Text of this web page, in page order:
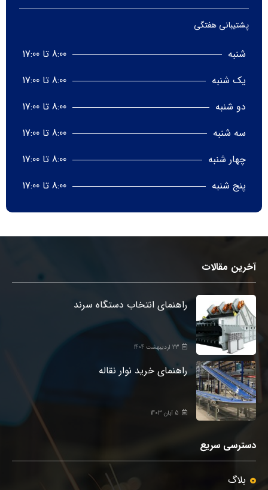
پشتیبانی هفتگی
شنبه
8:00 تا 17:00
یک شنبه
8:00 تا 17:00
دو شنبه
8:00 تا 17:00
سه شنبه
8:00 تا 17:00
چهار شنبه
8:00 تا 17:00
پنج شنبه
8:00 تا 17:00
آخرین مقالات
راهنمای انتخاب دستگاه سرند
23 اردیبهشت 1404
راهنمای خرید نوار نقاله
5 آبان 1403
دسترسی سریع
بلاگ